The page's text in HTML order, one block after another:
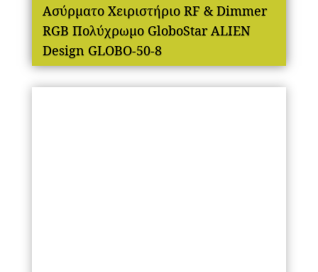
Ασύρματο Χειριστήριο RF & Dimmer
RGB Πολύχρωμο GloboStar ALIEN
Design GLOBO-50-8